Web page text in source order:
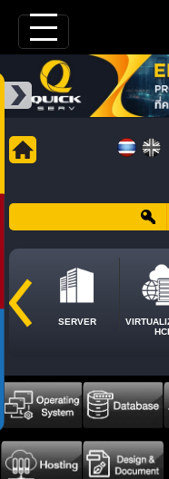
SERVER
HCI